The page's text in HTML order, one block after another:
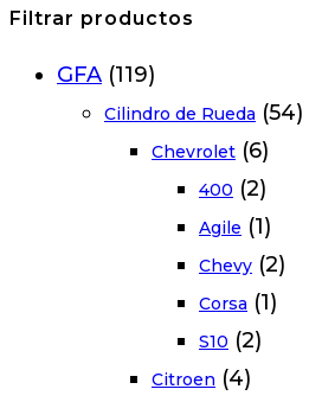
Filtrar productos
GFA (119)
Cilindro de Rueda (54)
Chevrolet (6)
400 (2)
Agile (1)
Chevy (2)
Corsa (1)
S10 (2)
Citroen (4)